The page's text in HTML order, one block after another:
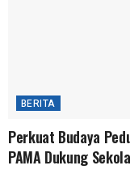
BERITA
Perkuat Budaya
PAMA Dukung